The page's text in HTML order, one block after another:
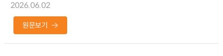
2026.06.02
원문보기